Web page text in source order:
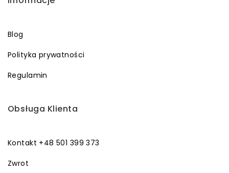
Blog
Polityka prywatności
Regulamin
Obsługa Klienta
Kontakt +48 501 399 373
Zwrot